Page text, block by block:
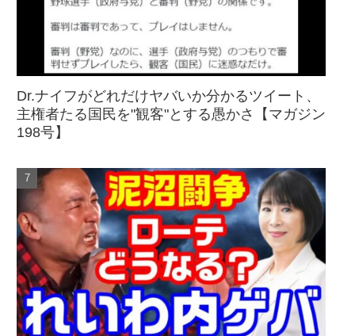
Dr.ナイフがどれだけヤバいか分かるツイート、
主権者たる国民を"観客"とする愚かさ【マガジン
198号】